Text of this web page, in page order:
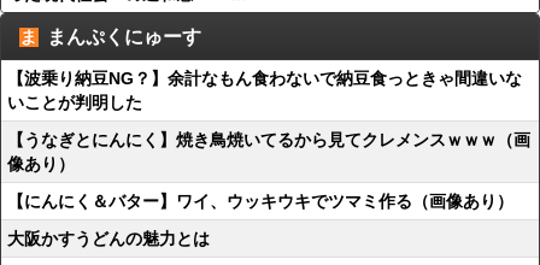
まんぷくにゅーす
【波乗り納豆NG？】余計なもん食わないで納豆食っときゃ間違いな
いことが判明した
【うなぎとにんにく】焼き鳥焼いてるから見てクレメンスｗｗｗ（画
像あり）
【にんにく＆バター】ワイ、ウッキウキでツマミ作る（画像あり）
大阪かすうどんの魅力とは